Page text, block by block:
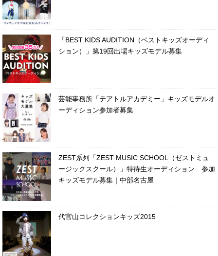
「BEST KIDS AUDITION（ベストキッズオーディ
ション）」第19回出場キッズモデル募集
芸能事務所「テアトルアカデミー」キッズモデルオ
ーディション参加者募集
ZEST系列「ZEST MUSIC SCHOOL（ゼストミュ
ージックスクール）」特待生オーディション 参加
キッズモデル募集｜中部名古屋
代官山コレクションキッズ2015